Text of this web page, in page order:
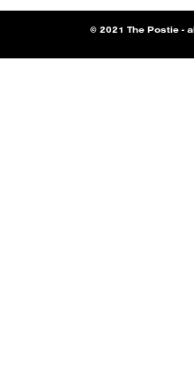
© 2021 The Postie -